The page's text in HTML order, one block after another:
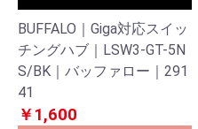
BUFFALO｜Giga対応スイッ
チングハブ｜LSW3-GT-5N
S/BK｜バッファロー｜291
41
￥1,600